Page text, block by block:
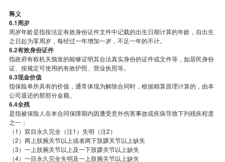
释义
6.1周岁
周岁年龄是指按法定有效身份证件文件中记载的出生日期计算的年龄，自出生
之日起为零周岁，每经过一年增加一岁，不足一年的不计。
6.2有效身份证件
指政府有权机关颁发的能够证明其合法真实身份的证件或文件等，如居民身份
证、按规定可使用的有效护照、营业执照等。
6.3现金价值
指保险单所具有的价值，通常体现为解除合同时，根据精算原理计算的，由本
公司退还的那部分金额。
6.4全残
是指被保险人在本合同保障期内因遭受意外伤害事故或疾病导致下列残疾程度
之一：
（1）双目永久完全（注1）失明（注2）
（2）两上肢腕关节以上或者两下肢踝关节以上缺失
（3）一上肢腕关节以上及一下肢踝关节以上缺失
（4）一目永久完全失明及一上肢腕关节以上缺失